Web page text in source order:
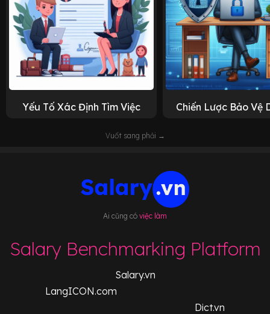
Yếu Tố Xác Định Tìm Việc Chiến Lược Bảo Vệ
Vuốt sang phải →
Ai cũng có việc làm
Salary Benchmarking Platform
Salary.vn
LangICON.com
Dict.vn